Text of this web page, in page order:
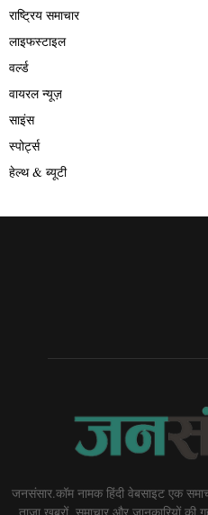
राष्ट्रिय समाचार
लाइफस्टाइल
वर्ल्ड
वायरल न्यूज़
साइंस
स्पोर्ट्स
हेल्थ & ब्यूटी
जनसंसार.कॉम नामक हिंदी वेबसाइट एक
ताज़ा खबरों, समाचार और जानकारियों की